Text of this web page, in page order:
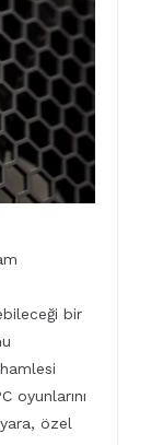
bir
oyunlarını
özel